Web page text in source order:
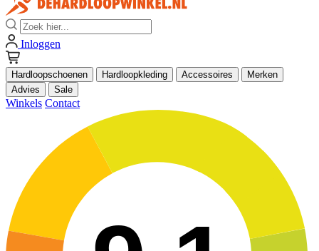
Zoek
Inloggen
Hardloopschoenen Hardloopkleding Accessoires
Merken
Advies
Sale
Winkels Contact